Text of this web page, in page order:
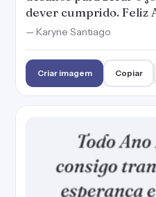
esperança e só nos
— Karyne Santiago
Enquanto você não
vai continuar sendo